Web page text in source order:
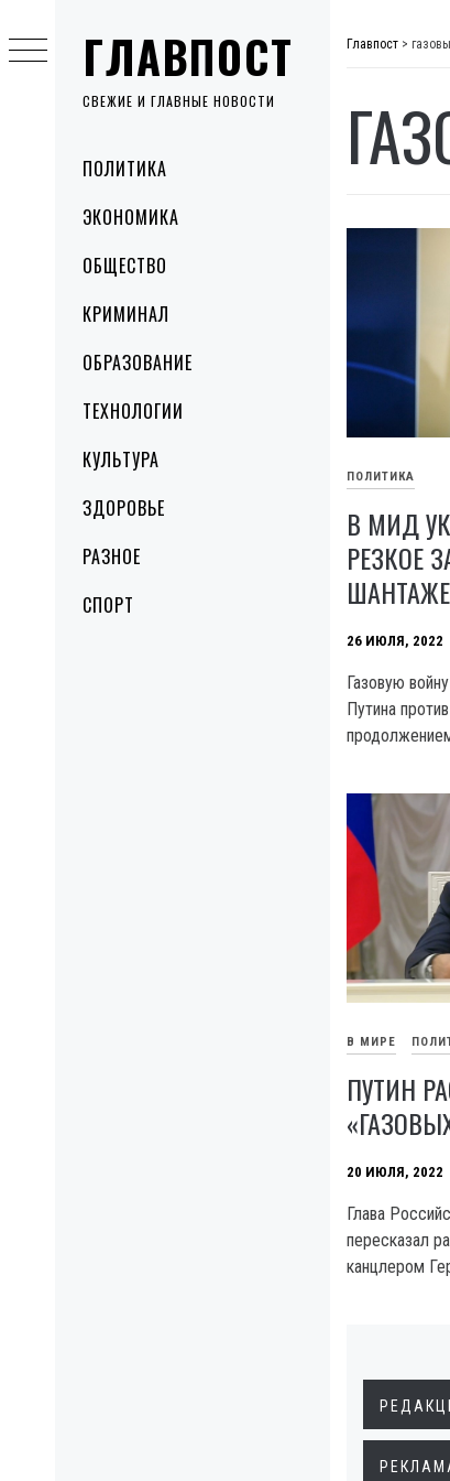
ГЛАВПОСТ
СВЕЖИЕ И ГЛАВНЫЕ НОВОСТИ
MenuПОЛИТИКА
ЭКОНОМИКА
ОБЩЕСТВО
КРИМИНАЛ
ОБРАЗОВАНИЕ
ТЕХНОЛОГИИ
КУЛЬТУРА
ЗДОРОВЬЕ
РАЗНОЕ
СПОРТ
to
content
Главпост >
ПОЛИТИКА
В МИД
РЕЗКОЕ
26 ИЮЛЯ, 2022
Газовую
Путина
В МИРЕ
ПУТИН
20 ИЮЛЯ, 2022
Глава
пересказал
канцлером